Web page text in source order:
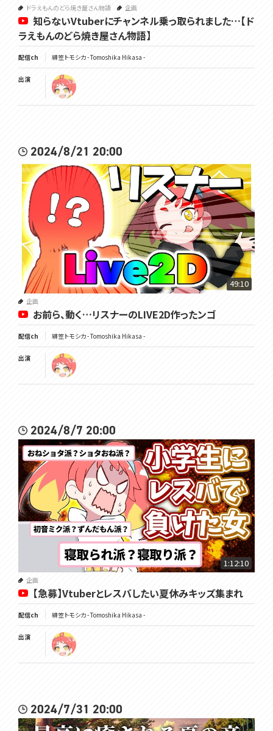
ドラえもんのどら焼き屋さん物語 企画
知らないVtuberにチャンネル乗っ取られました…【ド
ラえもんのどら焼き屋さん物語】
配信ch 緋笠トモシカ - Tomoshika Hikasa -
出演
2024/8/21 20:00
49:10
企画
お前ら、動く…リスナーのLIVE2D作ったンゴ
配信ch 緋笠トモシカ - Tomoshika Hikasa -
出演
2024/8/7 20:00
1:12:10
企画
【急募】Vtuberとレスバしたい夏休みキッズ集まれ
配信ch 緋笠トモシカ - Tomoshika Hikasa -
出演
2024/7/31 20:00